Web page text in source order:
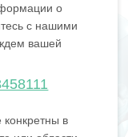
о
с нашими
вашей
в